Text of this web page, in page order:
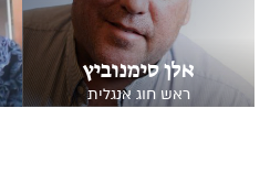
אלן סימנוביץ
ראש חוג אנגלית